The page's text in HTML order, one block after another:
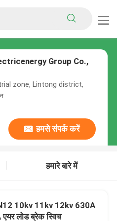
Group Co.,
zone, Lintong district,
हमसे संपर्क करें
हमारे बारे में
10kv 11kv 12kv 630A
लोड ब्रेक स्विच